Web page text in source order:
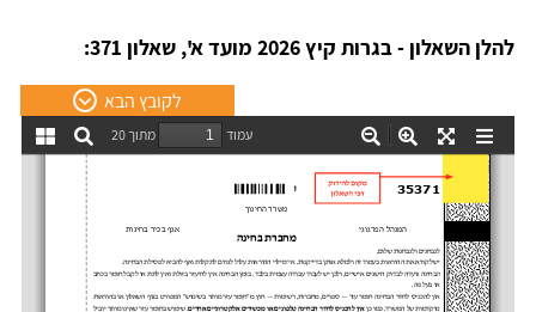
להלן השאלון - בגרות קיץ 2026 מועד א', שאלון 371:
לקובץ הבא